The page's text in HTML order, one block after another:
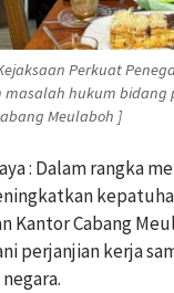
Perkuat
hukum bidang
Meulaboh ]
: Dalam rangka
Kantor Cabang
perjanjian kerja